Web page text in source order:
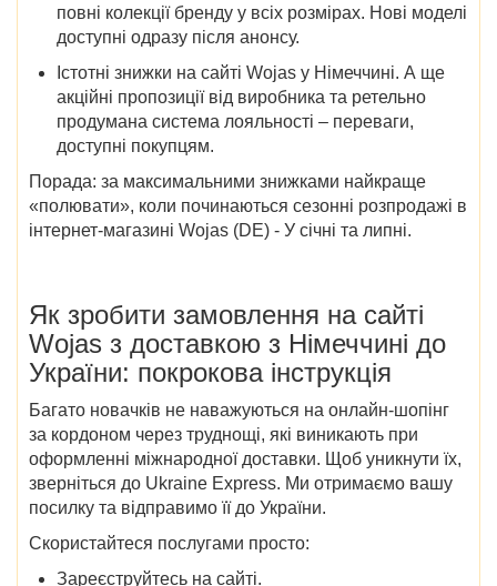
повні колекції бренду у всіх розмірах. Нові моделі
доступні одразу після анонсу.
Істотні знижки на сайті Wojas у Німеччині. А ще
акційні пропозиції від виробника та ретельно
продумана система лояльності – переваги,
доступні покупцям.
Порада: за максимальними знижками найкраще
«полювати», коли починаються сезонні розпродажі в
інтернет-магазині Wojas (DE) - У січні та липні.
Як зробити замовлення насайті
Wojas з доставкою з Німеччині до
України: покрокова інструкція
Багато новачків не наважуються на онлайн-шопінг
за кордоном через труднощі, які виникають при
оформленні міжнародної доставки. Щоб уникнути їх,
зверніться до Ukraine Express. Ми отримаємо вашу
посилку та відправимо її до України.
Скористайтеся послугами просто:
Зареєструйтесь на сайті.